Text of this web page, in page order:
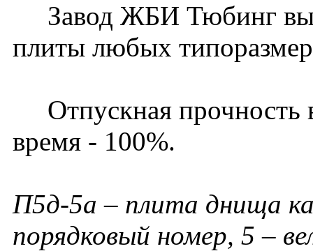
Завод ЖБИ Тюбинг
плиты любых
Отпускная прочность
время - 100%.
П5д-5а – плита днища
порядковый номер, 5 –